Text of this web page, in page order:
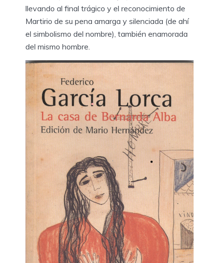
llevando al final trágico y el reconocimiento de
Martirio de su pena amarga y silenciada (de ahí
el simbolismo del nombre), también enamorada
del mismo hombre.